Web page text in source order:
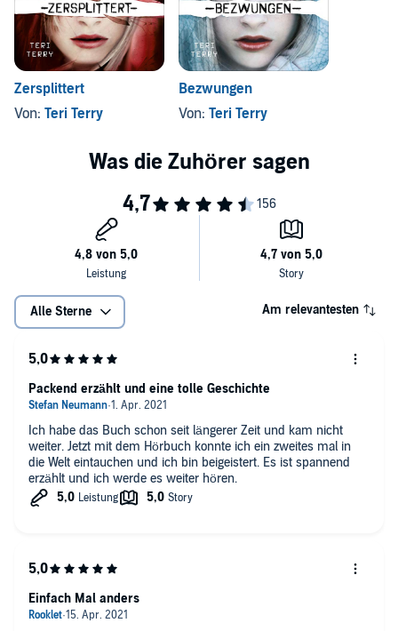
Zersplittert
Von: Teri Terry
Bezwungen
Von: Teri Terry
Alle Sterne Am relevantesten
Ich habe das Buch schon seit längerer Zeit und kam nicht
weiter. Jetzt mit dem Hörbuch konnte ich ein zweites mal in
die Welt eintauchen und ich bin beigeistert. Es ist spannend
erzählt und ich werde es weiter hören.
Packend erzählt und eine tolle Geschichte
Einfach Mal anders